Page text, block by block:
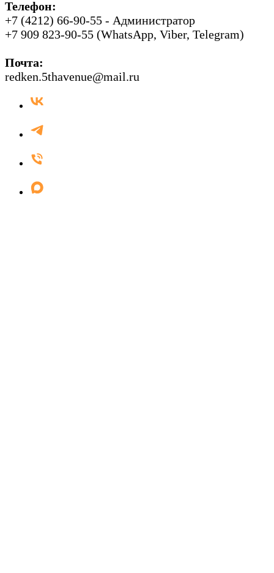
Телефон:
+7 (4212) 66-90-55 - Администратор
+7 909 823-90-55 (WhatsApp, Viber, Telegram)
Почта:
redken.5thavenue@mail.ru